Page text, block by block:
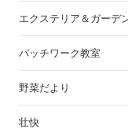
エクステリア＆ガーデ
パッチワーク教室
野菜だより
壮快